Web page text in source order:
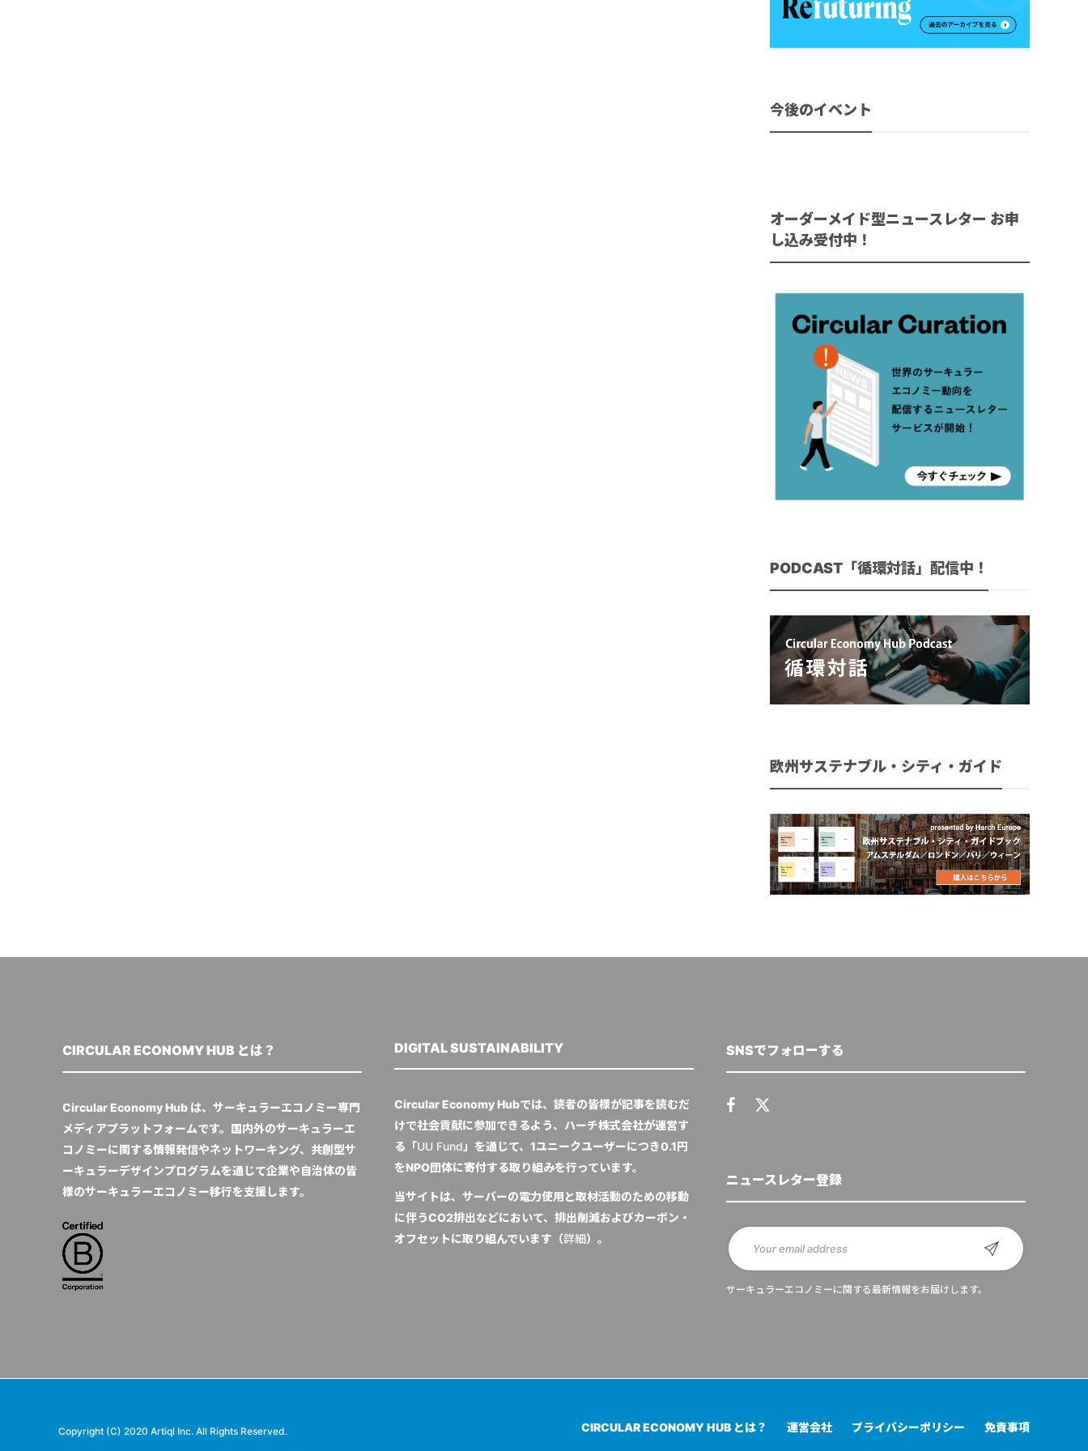
今後のイベント
オーダーメイド型ニュースレター お申
し込み受付中！
PODCAST「循環対話」配信中！
欧州サステナブル・シティ・ガイド
CIRCULAR ECONOMY HUB とは？
Circular Economy Hub は、サーキュラーエコノミー専門
メディアプラットフォームです。国内外のサーキュラーエ
コノミーに関する情報発信やネットワーキング、共創型サ
ーキュラーデザインプログラムを通じて企業や自治体の皆
様のサーキュラーエコノミー移行を支援します。
DIGITAL SUSTAINABILITY
Circular Economy Hubでは、読者の皆様が記事を読むだ
けで社会貢献に参加できるよう、ハーチ株式会社が運営す
る「UU Fund」を通じて、1ユニークユーザーにつき0.1円
をNPO団体に寄付する取り組みを行っています。
当サイトは、サーバーの電力使用と取材活動のための移動
に伴うCO2排出などにおいて、排出削減およびカーボン・
オフセットに取り組んでいます（詳細）。
SNSでフォローする
ニュースレター登録
サーキュラーエコノミーに関する最新情報をお届けします。
Copyright (C) 2020 Artiql Inc. All Rights Reserved. CIRCULAR ECONOMY HUB とは？ 運営会社 プライバシーポリシー 免責事項